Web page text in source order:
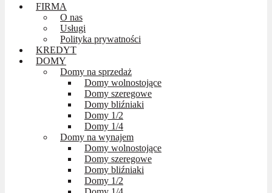
FIRMA
O nas
Usługi
Polityka prywatności
KREDYT
DOMY
Domy na sprzedaż
Domy wolnostojące
Domy szeregowe
Domy bliźniaki
Domy 1/2
Domy 1/4
Domy na wynajem
Domy wolnostojące
Domy szeregowe
Domy bliźniaki
Domy 1/2